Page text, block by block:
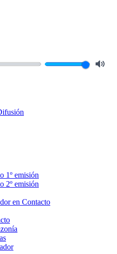
1º emisión
2º emisión
en Contacto